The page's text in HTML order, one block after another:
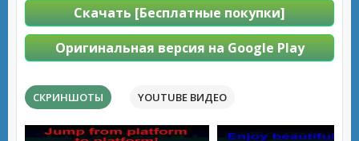
Скачать [Бесплатные покупки]
Оригинальная версия на Google Play
СКРИНШОТЫ YOUTUBE ВИДЕО